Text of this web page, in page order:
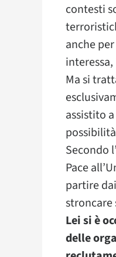
contesti
anche
Ma si
assistito
Secondo
Pace
partire
stroncare
Lei si è
delle